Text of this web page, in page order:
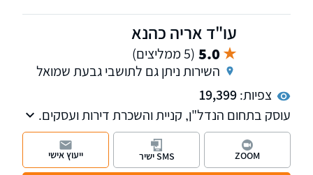
עו"ד אריה כהנא
5.0 (5 ממליצים)
השירות ניתן גם לתושבי גבעת שמואל
צפיות:19,399
עוסק בתחום הנדל"ן, קניית והשכרת דירות ועסקים.
בעל ניסיון של למעלה מ-30 שנה בתחום הדיירות
המוגנת/ דמי מפתח. כמו כן המשרד עוסק בצוואות/
ירושות ובתחום המיסוי.
ZOOM SMS ישיר ייעוץ אישי